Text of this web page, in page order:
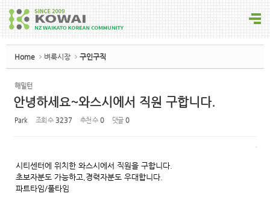
Home 벼룩시장 구인구직
해밀턴
안녕하세요~와스시에서 직원 구합니다.
Park 조회 수 3237 추천 수 0 댓글 0
시티센터에 위치한 와스시에서 직원을 구합니다.
초보자분도 가능하고,경력자분도 우대합니다.
파트타임/풀타임
Sketchbook5, 스케치북5
Sketchbook5, 스케치북5